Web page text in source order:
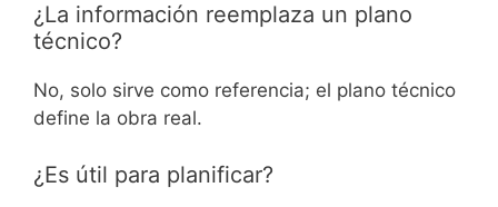
¿La información reemplaza un plano
técnico?
No, solo sirve como referencia; el plano técnico
define la obra real.
¿Es útil para planificar?